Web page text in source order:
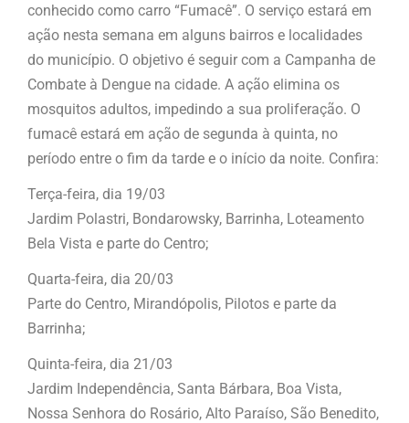
conhecido como carro “Fumacê”. O serviço estará em
ação nesta semana em alguns bairros e localidades
do município. O objetivo é seguir com a Campanha de
Combate à Dengue na cidade. A ação elimina os
mosquitos adultos, impedindo a sua proliferação. O
fumacê estará em ação de segunda à quinta, no
período entre o fim da tarde e o início da noite. Confira:
Terça-feira, dia 19/03
Jardim Polastri, Bondarowsky, Barrinha, Loteamento
Bela Vista e parte do Centro;
Quarta-feira, dia 20/03
Parte do Centro, Mirandópolis, Pilotos e parte da
Barrinha;
Quinta-feira, dia 21/03
Jardim Independência, Santa Bárbara, Boa Vista,
Nossa Senhora do Rosário, Alto Paraíso, São Benedito,